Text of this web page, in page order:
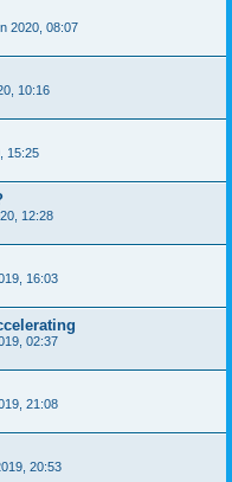
2020, 08:07
10:16
15:25
12:28
16:03
02:37
21:08
20:53